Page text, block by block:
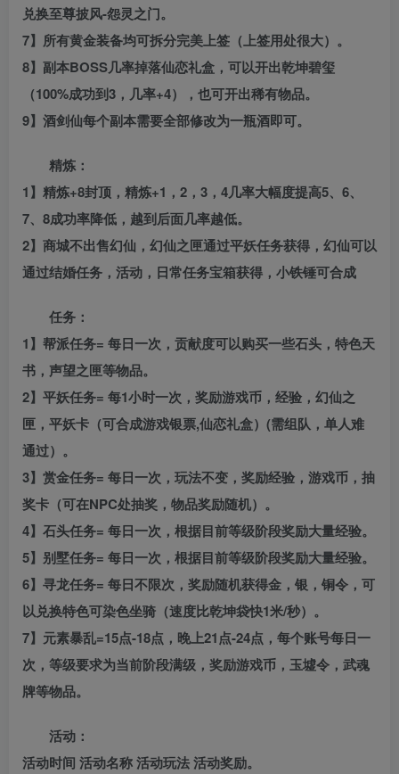
兑换至尊披风-怨灵之门。
7】所有黄金装备均可拆分完美上签（上签用处很大）。
8】副本BOSS几率掉落仙恋礼盒，可以开出乾坤碧玺
（100%成功到3，几率+4），也可开出稀有物品。
9】酒剑仙每个副本需要全部修改为一瓶酒即可。
精炼：
1】精炼+8封顶，精炼+1，2，3，4几率大幅度提高5、6、
7、8成功率降低，越到后面几率越低。
2】商城不出售幻仙，幻仙之匣通过平妖任务获得，幻仙可以
通过结婚任务，活动，日常任务宝箱获得，小铁锤可合成
任务：
1】帮派任务= 每日一次，贡献度可以购买一些石头，特色天
书，声望之匣等物品。
2】平妖任务= 每1小时一次，奖励游戏币，经验，幻仙之
匣，平妖卡（可合成游戏银票,仙恋礼盒）(需组队，单人难
通过）。
3】赏金任务= 每日一次，玩法不变，奖励经验，游戏币，抽
奖卡（可在NPC处抽奖，物品奖励随机）。
4】石头任务= 每日一次，根据目前等级阶段奖励大量经验。
5】别墅任务= 每日一次，根据目前等级阶段奖励大量经验。
6】寻龙任务= 每日不限次，奖励随机获得金，银，铜令，可
以兑换特色可染色坐骑（速度比乾坤袋快1米/秒）。
7】元素暴乱=15点-18点，晚上21点-24点，每个账号每日一
次，等级要求为当前阶段满级，奖励游戏币，玉墟令，武魂
牌等物品。
活动：
活动时间 活动名称 活动玩法 活动奖励。